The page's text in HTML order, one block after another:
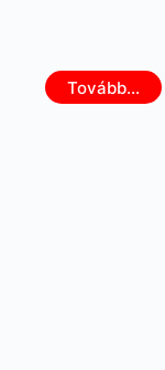
Tovább...